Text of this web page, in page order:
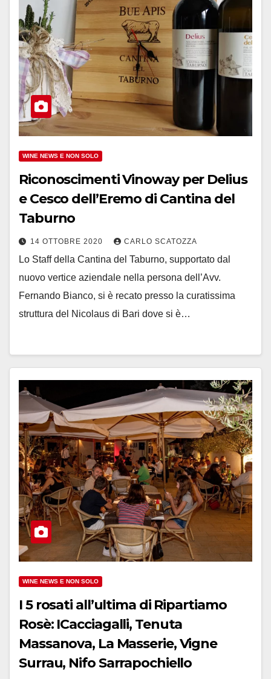
WINE NEWS E NON SOLO
Riconoscimenti Vinoway per Delius
e Cesco dell’Eremo di Cantina del
Taburno
14 OTTOBRE 2020 CARLO SCATOZZA
Lo Staff della Cantina del Taburno, supportato dal
nuovo vertice aziendale nella persona dell’Avv.
Fernando Bianco, si è recato presso la curatissima
struttura del Nicolaus di Bari dove si è…
WINE NEWS E NON SOLO
I 5 rosati all’ultima di Ripartiamo
Rosè: ICacciagalli, Tenuta
Massanova, La Masserie, Vigne
Surrau, Nifo Sarrapochiello